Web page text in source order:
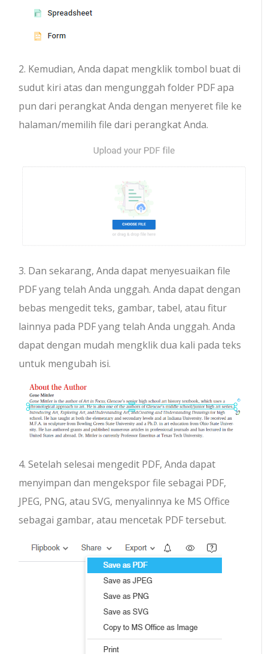
2. Kemudian, Anda dapat mengklik tombol buat di
sudut kiri atas dan mengunggah folder PDF apa
pun dari perangkat Anda dengan menyeret file ke
halaman/memilih file dari perangkat Anda.
3. Dan sekarang, Anda dapat menyesuaikan file
PDF yang telah Anda unggah. Anda dapat dengan
bebas mengedit teks, gambar, tabel, atau fitur
lainnya pada PDF yang telah Anda unggah. Anda
dapat dengan mudah mengklik dua kali pada teks
untuk mengubah isi.
4. Setelah selesai mengedit PDF, Anda dapat
menyimpan dan mengekspor file sebagai PDF,
JPEG, PNG, atau SVG, menyalinnya ke MS Office
sebagai gambar, atau mencetak PDF tersebut.